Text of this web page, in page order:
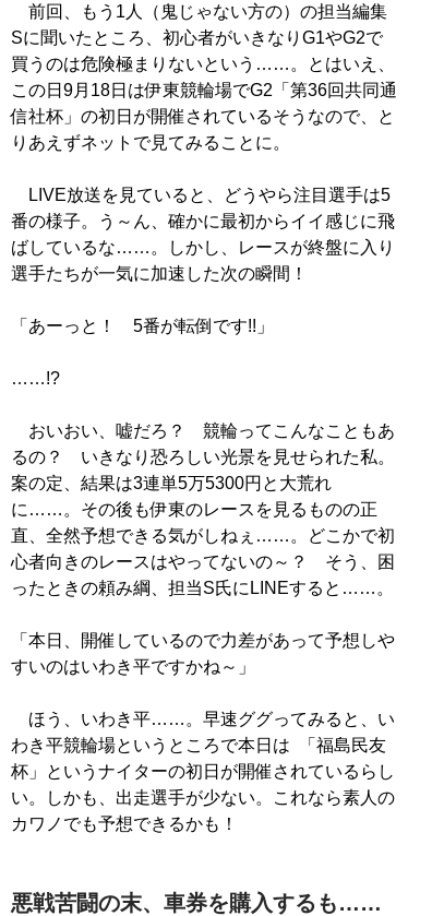
前回、もう1人（鬼じゃない方の）の担当編集
Sに聞いたところ、初心者がいきなりG1やG2で
買うのは危険極まりないという……。とはいえ、
この日9月18日は伊東競輪場でG2「第36回共同通
信社杯」の初日が開催されているそうなので、と
りあえずネットで見てみることに。
LIVE放送を見ていると、どうやら注目選手は5
番の様子。う～ん、確かに最初からイイ感じに飛
ばしているな……。しかし、レースが終盤に入り
選手たちが一気に加速した次の瞬間！
「あーっと！ 5番が転倒です!!」
……!?
おいおい、嘘だろ？ 競輪ってこんなこともあ
るの？ いきなり恐ろしい光景を見せられた私。
案の定、結果は3連単5万5300円と大荒れ
に……。その後も伊東のレースを見るものの正
直、全然予想できる気がしねぇ……。どこかで初
心者向きのレースはやってないの～？ そう、困
ったときの頼み綱、担当S氏にLINEすると……。
「本日、開催しているので力差があって予想しや
すいのはいわき平ですかね～」
ほう、いわき平……。早速ググってみると、い
わき平競輪場というところで本日は 「福島民友
杯」というナイターの初日が開催されているらし
い。しかも、出走選手が少ない。これなら素人の
カワノでも予想できるかも！
悪戦苦闘の末、車券を購入するも……